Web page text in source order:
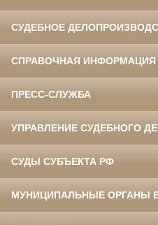
СУДЕБНОЕ
СПРАВОЧНАЯ ИНФОРМАЦИЯ
ПРЕСС-СЛУЖБА
УПРАВЛЕНИЕ СУДЕБНОГО
СУДЫ СУБЪЕКТА РФ
МУНИЦИПАЛЬНЫЕ ОРГАНЫ